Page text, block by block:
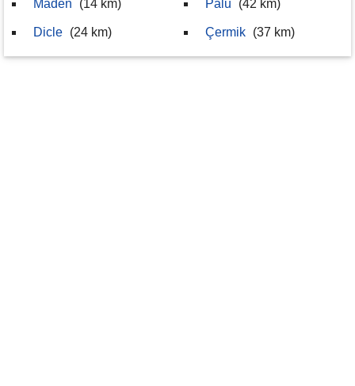
Maden (14 km)
Dicle (24 km)
Palu (42 km)
Çermik (37 km)